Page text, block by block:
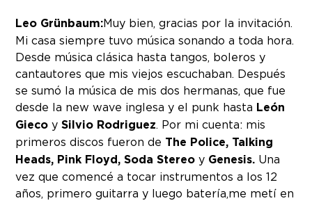
Leo Grünbaum:Muy bien, gracias por la invitación.
Mi casa siempre tuvo música sonando a toda hora.
Desde música clásica hasta tangos, boleros y
cantautores que mis viejos escuchaban. Después
se sumó la música de mis dos hermanas, que fue
desde la new wave inglesa y el punk hasta León
Gieco ySilvio Rodriguez. Por mi cuenta: mis
primeros discos fueron de The Police, Talking
Heads, Pink Floyd, Soda Stereo y Genesis. Una
vez que comencé a tocar instrumentos a los 12
años, primero guitarra y luego batería,me metí en